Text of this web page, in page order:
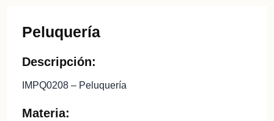
Peluquería
Descripción:
IMPQ0208 – Peluquería
Materia: